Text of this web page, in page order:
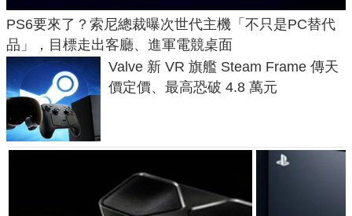
PS6要來了？索尼總裁曝次世代主機「不只是PC替代
品」，目標走出客廳、進軍電競桌面
Valve 新 VR 旗艦 Steam Frame 傳天
價定價、最高恐破 4.8 萬元